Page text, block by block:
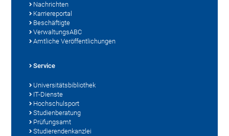
Nachrichten
Karriereportal
Beschäftigte
VerwaltungsABC
Amtliche Veröffentlichungen
Service
Universitätsbibliothek
IT-Dienste
Hochschulsport
Studienberatung
Prüfungsamt
Studierendenkanzlei